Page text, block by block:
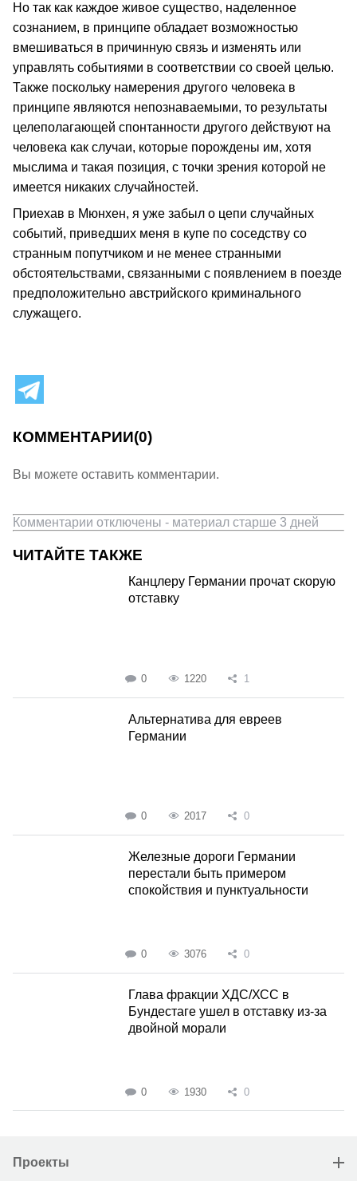
Но так как каждое живое существо, наделенное
сознанием, в принципе обладает возможностью
вмешиваться в причинную связь и изменять или
управлять событиями в соответствии со своей целью.
Также поскольку намерения другого человека в
принципе являются непознаваемыми, то результаты
целеполагающей спонтанности другого действуют на
человека как случаи, которые порождены им, хотя
мыслима и такая позиция, с точки зрения которой не
имеется никаких случайностей.
Приехав в Мюнхен, я уже забыл о цепи случайных
событий, приведших меня в купе по соседству со
странным попутчиком и не менее странными
обстоятельствами, связанными с появлением в поезде
предположительно австрийского криминального
служащего.
КОММЕНТАРИИ(0)
Вы можете оставить комментарии.
Комментарии отключены - материал старше 3 дней
ЧИТАЙТЕ ТАКЖЕ
Канцлеру Германии прочат скорую
отставку
0 1220 1
Альтернатива для евреев
Германии
0 2017 0
Железные дороги Германии
перестали быть примером
спокойствия и пунктуальности
0 3076 0
Глава фракции ХДС/ХСС в
Бундестаге ушел в отставку из-за
двойной морали
0 1930 0
Проекты